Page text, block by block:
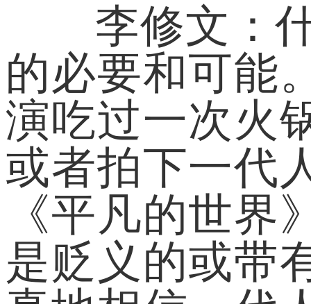
李修文：什
的必要和可能
演吃过一次火
或者拍下一代
《平凡的世
是贬义的或带